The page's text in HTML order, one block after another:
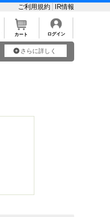
ご利用規約 IR情報
カート ログイン
さらに詳しく